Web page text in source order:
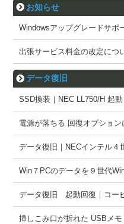
お知らせ
Windowsアップグレードサポ
出張サービス料金の改定につ
データ復旧
SSD換装｜NEC LL750/H 起
電源が落ちる 回復オプショ
データ復旧｜NECインテル４
Win７PCのデータを９世代
データ復旧 起動回復｜コー
挿しこみ口が折れた USBメモ